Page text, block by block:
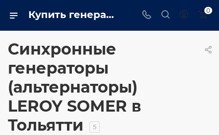
Купить генераторы (альтернаторы) LEROY SOMER в Тольятти недорого 0
Синхронные
генераторы
(альтернаторы)
LEROY SOMER в
Тольятти
5